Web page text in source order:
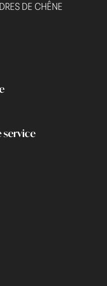
DE CHÊNE
service